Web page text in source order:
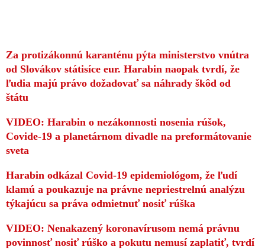
Za protizákonnú karanténu pýta ministerstvo vnútra
od Slovákov státisíce eur. Harabin naopak tvrdí, že
ľudia majú právo dožadovať sa náhrady škôd od
štátu
VIDEO: Harabin o nezákonnosti nosenia rúšok,
Covide-19 a planetárnom divadle na preformátovanie
sveta
Harabin odkázal Covid-19 epidemiológom, že ľudí
klamú a poukazuje na právne nepriestrelnú analýzu
týkajúcu sa práva odmietnuť nosiť rúška
VIDEO: Nenakazený koronavírusom nemá právnu
povinnosť nosiť rúško a pokutu nemusí zaplatiť, tvrdí